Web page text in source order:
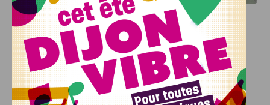
INFOS,SPORT
DFCO : Rencontre avec Pierre-Henri
Deballon, l’artisan de la montée en
Ligue 2
7 AOÛT, 2026
Le DFCO est de retour en Ligue 2 après trois ans
d’absence. La saison...